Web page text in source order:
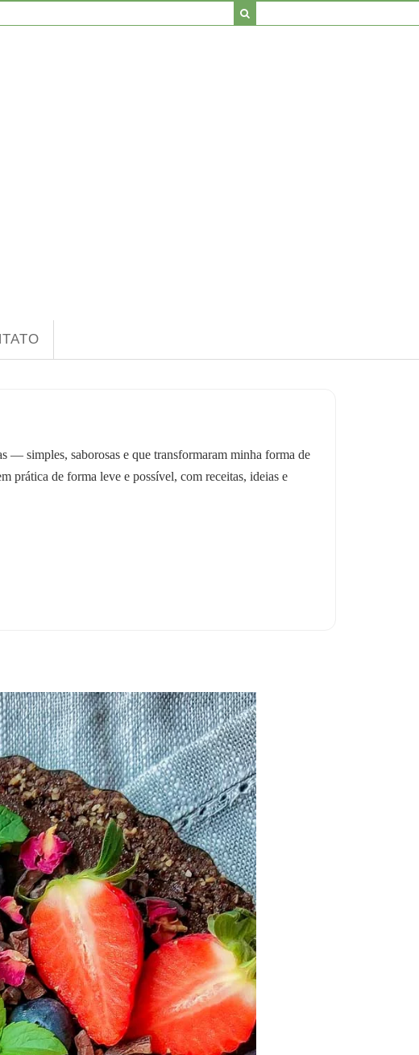
— simples, saborosas e que transformaram minha forma de
prática de forma leve e possível, com receitas, ideias e